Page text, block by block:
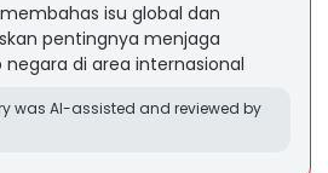
isu global dan
pentingnya menjaga
di area internasional
was AI-assisted and reviewed by